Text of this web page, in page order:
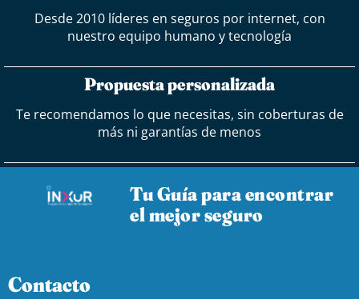
Desde 2010 líderes en seguros por internet, con
nuestro equipo humano y tecnología
Propuesta personalizada
Te recomendamos lo que necesitas, sin coberturas de
más ni garantías de menos
Tu Guía para encontrar
el mejor seguro
Contacto